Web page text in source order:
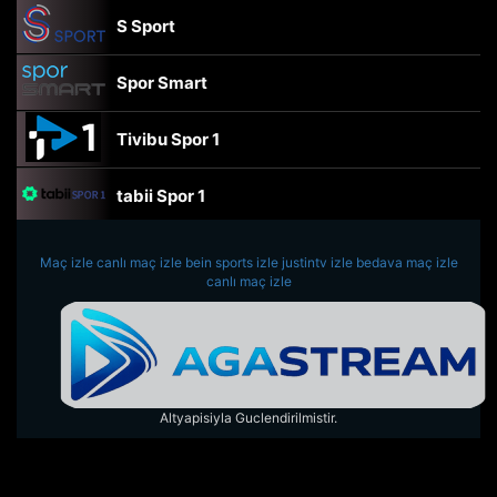
S Sport
Spor Smart
Tivibu Spor 1
tabii Spor 1
TRT Spor
beIN Sports Haber
tabii Spor
A Spor
Maç izle canlı maç izle bein sports izle justintv izle bedava maç izle
canlı maç izle
Altyapisiyla Guclendirilmistir.